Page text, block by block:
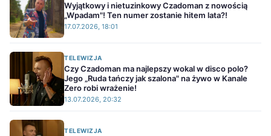
Wyjątkowy i nietuzinkowy Czadoman z nowością
„Wpadam"! Ten numer zostanie hitem lata?!
17.07.2026, 18:01
TELEWIZJA
Czy Czadoman ma najlepszy wokal w disco polo?
Jego „Ruda tańczy jak szalona" na żywo w Kanale
Zero robi wrażenie!
13.07.2026, 20:32
TELEWIZJA